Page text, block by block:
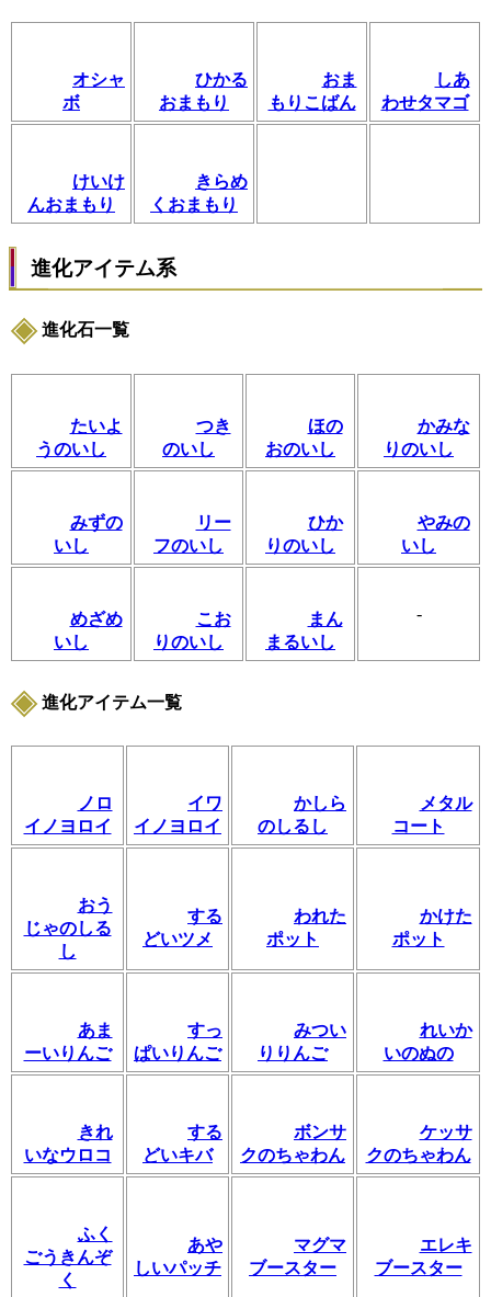
オシャ
ボ
ひかる
おまもり
おま
もりこばん
しあ
わせタマゴ
けいけ
んおまもり
きらめ
くおまもり
進化アイテム系
進化石一覧
たいよ
うのいし
つき
のいし
ほの
おのいし
かみな
りのいし
みずの
いし
リー
フのいし
ひか
りのいし
やみの
いし
めざめ
いし
こお
りのいし
まん
まるいし
-
進化アイテム一覧
ノロ
イノヨロイ
イワ
イノヨロイ
かしら
のしるし
メタル
コート
おう
じゃのしる
し
する
どいツメ
われた
ポット
かけた
ポット
あま
ーいりんご
すっ
ぱいりんご
みつい
りりんご
れいか
いのぬの
きれ
いなウロコ
する
どいキバ
ボンサ
クのちゃわん
ケッサ
クのちゃわん
ふく
ごうきんぞ
く
あや
しいパッチ
マグマ
ブースター
エレキ
ブースター